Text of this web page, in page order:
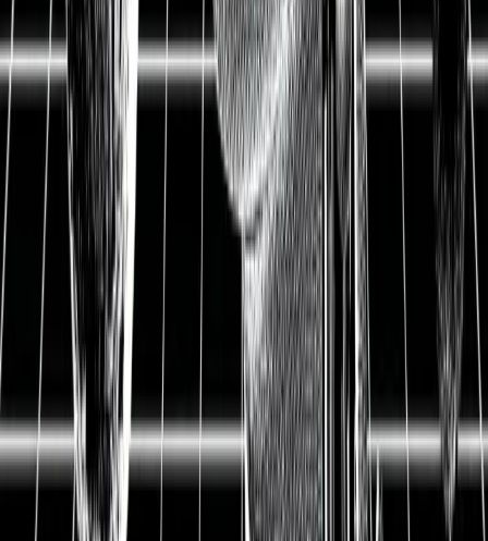
Update
Kaufenswerte Aktien im April
2021: Wo wir jetzt 10.000
Euro investieren würden